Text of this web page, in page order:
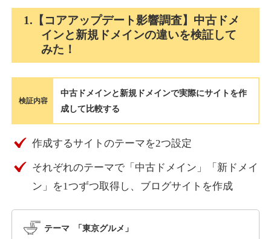
詳細を見る
holocardstrategy.jp
ジャンル趣味
DA40 外部リンク数
3,300円 入札 3件
詳細を見る
suka-jp.com
ジャンルその他
DA 40 外部リンク数2518 ドメイン年齢1年
10,800円 入札 0件
1.【コアアップデート影響調査】中古ドメ
インと新規ドメインの違いを検証して
みた！
検証内容
中古ドメインと新規ドメインで実際にサイトを作
成して比較する
作成するサイトのテーマを2つ設定
それぞれのテーマで「中古ドメイン」「新ドメイ
ン」を1つずつ取得し、ブログサイトを作成
テーマ 「東京グルメ」